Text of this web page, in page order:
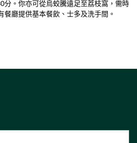
分。你亦可從烏蛟騰遠足至荔枝窩，需時
餐廳提供基本餐飲、士多及洗手間。